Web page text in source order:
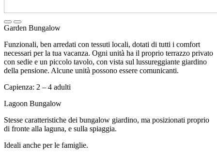
Garden Bungalow
Funzionali, ben arredati con tessuti locali, dotati di tutti i comfort
necessari per la tua vacanza. Ogni unità ha il proprio terrazzo privato
con sedie e un piccolo tavolo, con vista sul lussureggiante giardino
della pensione. Alcune unità possono essere comunicanti.
Capienza: 2 – 4 adulti
Lagoon Bungalow
Stesse caratteristiche dei bungalow giardino, ma posizionati proprio
di fronte alla laguna, e sulla spiaggia.
Ideali anche per le famiglie.